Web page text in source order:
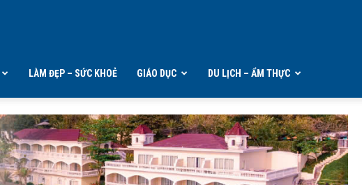
LÀM ĐẸP – SỨC KHOẺ GIÁO DỤC DU LỊCH – ẨM THỰC